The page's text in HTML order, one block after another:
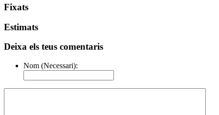
Fixats
Estimats
Deixa els teus comentaris
Nom (Necessari):